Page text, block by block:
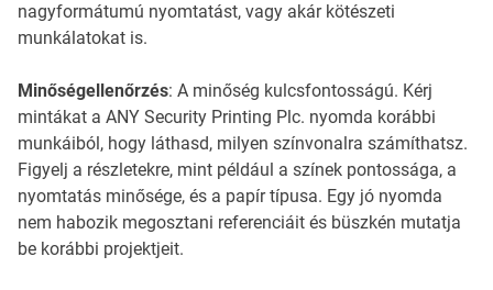
nagyformátumú nyomtatást, vagy akár kötészeti
munkálatokat is.
Minőségellenőrzés: A minőség kulcsfontosságú. Kérj
mintákat a ANY Security Printing Plc. nyomda korábbi
munkáiból, hogy láthasd, milyen színvonalra számíthatsz.
Figyelj a részletekre, mint például a színek pontossága, a
nyomtatás minősége, és a papír típusa. Egy jó nyomda
nem habozik megosztani referenciáit és büszkén mutatja
be korábbi projektjeit.